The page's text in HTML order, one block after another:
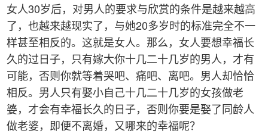
女人30岁后，对男人的要求与欣赏的条件是越来越高
了，也越来越现实了，与她20多岁时的标准完全不一
样甚至相反的。这就是女人。那么，女人要想幸福长
久的过日子，只有嫁大你十几二十几岁的男人，才有
可能，否则你就等着哭吧、痛吧、离吧。男人却恰恰
相反。男人只有娶小自己十几二十几岁的女孩做老
婆，才会有幸福长久的日子，否则你要是娶了同龄人
做老婆，即便不离婚，又哪来的幸福呢？